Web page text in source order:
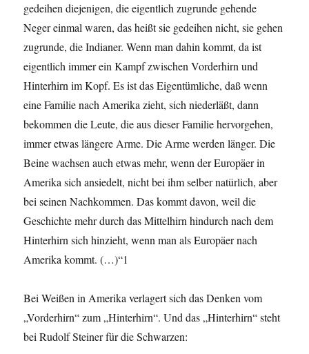
gedeihen diejenigen, die eigentlich zugrunde gehende
Neger einmal waren, das heißt sie gedeihen nicht, sie gehen
zugrunde, die Indianer. Wenn man dahin kommt, da ist
eigentlich immer ein Kampf zwischen Vorderhirn und
Hinterhirn im Kopf. Es ist das Eigentümliche, daß wenn
eine Familie nach Amerika zieht, sich niederläßt, dann
bekommen die Leute, die aus dieser Familie hervorgehen,
immer etwas längere Arme. Die Arme werden länger. Die
Beine wachsen auch etwas mehr, wenn der Europäer in
Amerika sich ansiedelt, nicht bei ihm selber natürlich, aber
bei seinen Nachkommen. Das kommt davon, weil die
Geschichte mehr durch das Mittelhirn hindurch nach dem
Hinterhirn sich hinzieht, wenn man als Europäer nach
Amerika kommt. (…)“1
Bei Weißen in Amerika verlagert sich das Denken vom
„Vorderhirn“ zum „Hinterhirn“. Und das „Hinterhirn“ steht
bei Rudolf Steiner für die Schwarzen: